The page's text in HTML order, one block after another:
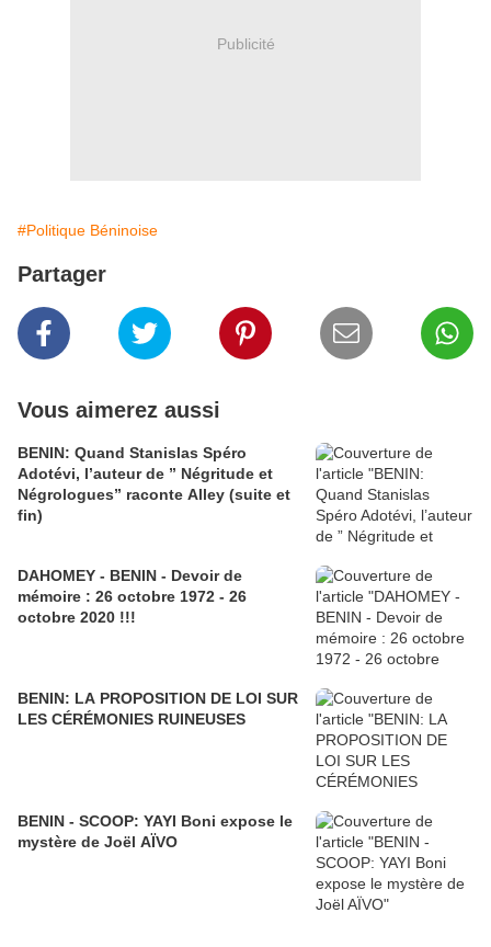
Publicité
#Politique Béninoise
Partager
Vous aimerez aussi
BENIN: Quand Stanislas Spéro
Adotévi, l’auteur de ” Négritude et
Négrologues” raconte Alley (suite et
fin)
DAHOMEY - BENIN - Devoir de
mémoire : 26 octobre 1972 - 26
octobre 2020 !!!
BENIN: LA PROPOSITION DE LOI SUR
LES CÉRÉMONIES RUINEUSES
BENIN - SCOOP: YAYI Boni expose le
mystère de Joël AÏVO